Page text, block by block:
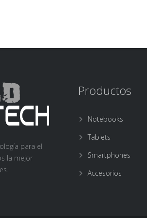
para el
la mejor
Productos
Notebooks
Tablets
Smartphones
Accesorios